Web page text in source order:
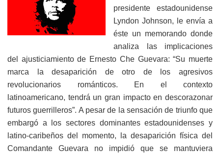
presidente estadounidense
Lyndon Johnson, le envía a
éste un memorando donde
analiza las implicaciones
del ajusticiamiento de Ernesto Che Guevara: “Su muerte
marca la desaparición de otro de los agresivos
revolucionarios románticos. En el contexto
latinoamericano, tendrá un gran impacto en descorazonar
futuros guerrilleros”. A pesar de la sensación de triunfo que
embargó a los sectores dominantes estadounidenses y
latino-caribeños del momento, la desaparición física del
Comandante Guevara no impidió que se mantuviera